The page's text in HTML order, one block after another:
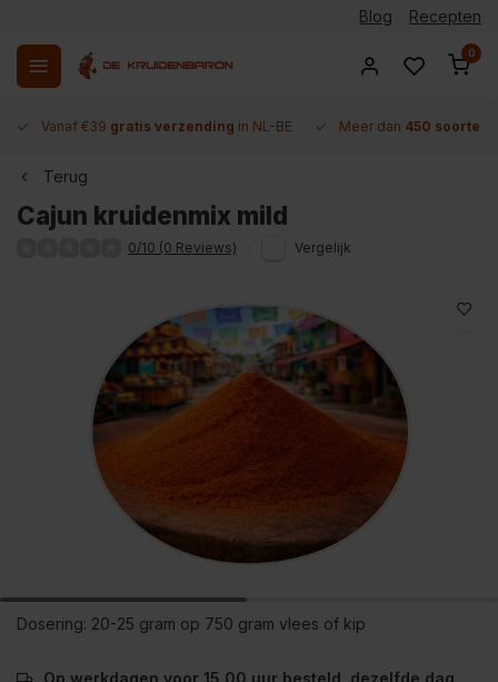
Blog Recepten
0
Vanaf €39 gratis verzending in NL-BE Meer dan 450 soorten
Terug
Cajun kruidenmix mild
0/10 (0 Reviews) Vergelijk
Dosering: 20-25 gram op 750 gram vlees of kip
Op werkdagen voor 15.00 uur besteld, dezelfde dag